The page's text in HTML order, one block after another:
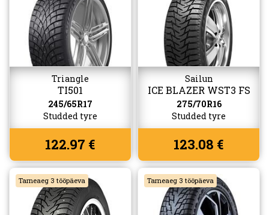
Triangle
TI501
245/65R17
Studded tyre
122.97 €
Sailun
ICE BLAZER WST3 FS
275/70R16
Studded tyre
123.08 €
Tarneaeg 3 tööpäeva Tarneaeg 3 tööpäeva